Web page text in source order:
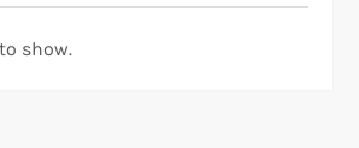
show.